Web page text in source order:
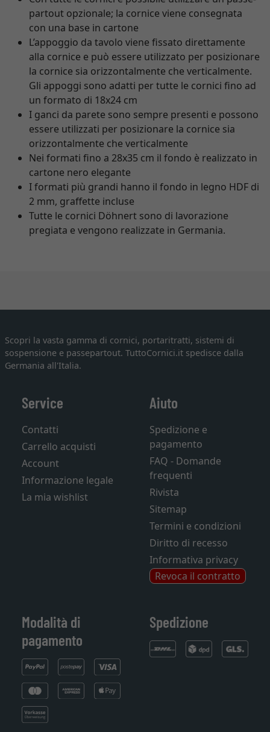
partout opzionale; la cornice viene consegnata
con una base in cartone
L’appoggio da tavolo viene fissato direttamente
alla cornice e può essere utilizzato per posizionare
la cornice sia orizzontalmente che verticalmente.
Gli appoggi sono adatti per tutte le cornici fino ad
un formato di 18x24 cm
I ganci da parete sono sempre presenti e possono
essere utilizzati per posizionare la cornice sia
orizzontalmente che verticalmente
Nei formati fino a 28x35 cm il fondo è realizzato in
cartone nero elegante
I formati più grandi hanno il fondo in legno HDF di
2 mm, graffette incluse
Tutte le cornici Döhnert sono di lavorazione
pregiata e vengono realizzate in Germania.
Scopri la vasta gamma di cornici, portaritratti, sistemi di
sospensione e passepartout. TuttoCornici.it spedisce dalla
Germania all'Italia.
Service
Contatti
Carrello acquisti
Account
Informazione legale
La mia wishlist
Aiuto
Spedizione e
pagamento
FAQ - Domande
frequenti
Rivista
Sitemap
Termini e condizioni
Diritto di recesso
Informativa privacy
Revoca il contratto
Modalità di
pagamento
Spedizione